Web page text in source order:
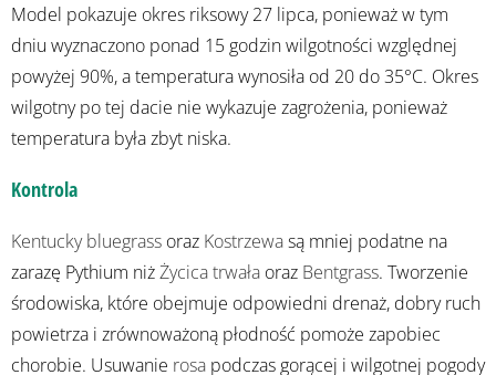
Model pokazuje okres riksowy 27 lipca, ponieważ w tym
dniu wyznaczono ponad 15 godzin wilgotności względnej
powyżej 90%, a temperatura wynosiła od 20 do 35°C. Okres
wilgotny po tej dacie nie wykazuje zagrożenia, ponieważ
temperatura była zbyt niska.
Kontrola
Kentucky bluegrass oraz Kostrzewasą mniej podatne na
zarazę Pythium niżŻycica trwała oraz Bentgrass. Tworzenie
środowiska, które obejmuje odpowiedni drenaż, dobry ruch
powietrza i zrównoważoną płodność pomoże zapobiec
chorobie. Usuwanie rosa podczas gorącej i wilgotnej pogody